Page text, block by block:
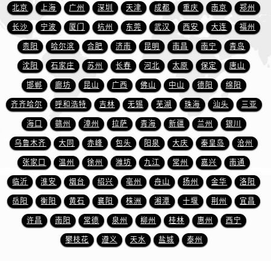
广东省江门市蓬江区广场西路万国售后服务中心（需提前预约）
广东省揭阳市榕城进贤门步行街万国售后服务中心（需提前预约）
广东省茂名市电白区水东街道迎宾大道万国售后服务中心（需提前预约）
广东省梅州市梅江区金燕大道万国售后服务中心（需提前预约）
广东省清远市清城区湖西路万国售后服务中心（需提前预约）
广东省汕头市龙湖区长平路万国售后服务中心（需提前预约）
广东省汕尾市城区香洲街道园林社区翠园街万国售后服务中心（需提前预约）
广东省韶关市武江区芙蓉新区与老城中心交汇处万国售后服务中心（需提前预约）
广东省深圳市罗湖区深南东路5001号华润大厦17层1701室万国售后服务中心（需提前预约）
广东省阳江市江城区东风一路万国售后服务中心（需提前预约）
广东省云浮市云城区金山路万国售后服务中心（需提前预约）
广东省湛江市赤坎区观海北路万国售后服务中心（需提前预约）
广东省肇庆市端州区信安大道与砚都大道交汇处万国售后服务中心（需提前预约）
广西壮族自治区百色市右江区中山二路万国售后服务中心（需提前预约）
北京 上海 广州 深圳 天津 成都 重庆 南京 郑州
长沙 宁波 厦门 杭州 东莞 武汉 西安 大连 福州
贵阳 哈尔滨 合肥 济南 昆明 南昌 南宁 青岛
沈阳 石家庄 苏州 长春 河北 太原 保定 唐山
邯郸 廊坊 昆山 广西 佛山 中山 德阳 绵阳
齐齐哈尔 呼和浩特 吉林 无锡 芜湖 珠海 汕头 三亚
海口 赣州 漳州 拉萨 青海 新疆 兰州 银川
乌鲁木齐 大同 赤峰 包头 阳泉 大庆 秦皇岛 沧州
张家口 温州 徐州 潍坊 九江 常州 嘉兴 南通
临沂 淮安 烟台 绍兴 亳州 舟山 扬州 金华 洛阳
岳阳 衡阳 黄石 襄阳 株洲 湘潭 十堰 荆州 宜昌
许昌 南阳 常德 泉州 柳州 桂林 惠州 西宁
攀枝花 遵义 天水 盐城 泰州